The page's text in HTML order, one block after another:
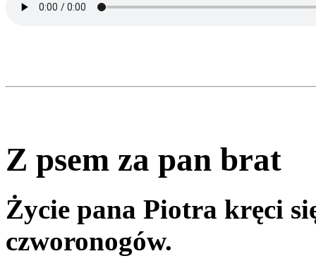
Z psem za pan brat
Życie pana Piotra kręci
czworonogów.